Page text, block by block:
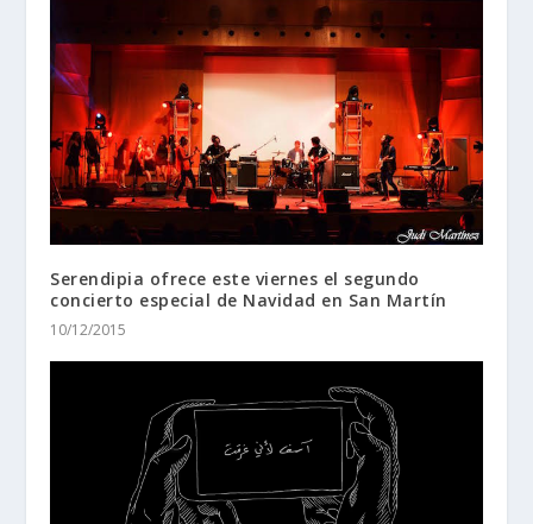
Serendipia ofrece este viernes el segundo
concierto especial de Navidad en San Martín
10/12/2015